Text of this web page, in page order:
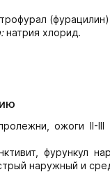
натрия хлорид.
ожоги II-
фурункул
наружный и